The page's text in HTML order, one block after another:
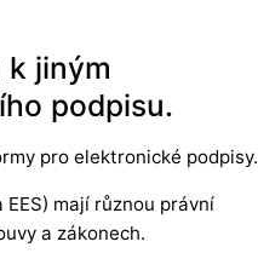
k jiným
podpisu.
pro elektronické podpisy.
EES) mají různou právní
a zákonech.